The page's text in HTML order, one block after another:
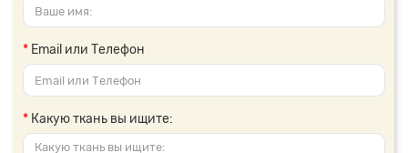
Email или Телефон
Какую ткань вы ищите: